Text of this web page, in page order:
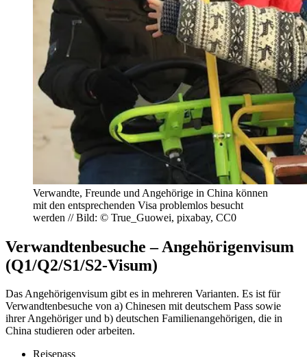
Verwandte, Freunde und Angehörige in China können
mit den entsprechenden Visa problemlos besucht
werden // Bild: © True_Guowei, pixabay, CC0
Verwandtenbesuche – Angehörigenvisum
(Q1/Q2/S1/S2-Visum)
Das Angehörigenvisum gibt es in mehreren Varianten. Es ist für
Verwandtenbesuche von a) Chinesen mit deutschem Pass sowie
ihrer Angehöriger und b) deutschen Familienangehörigen, die in
China studieren oder arbeiten.
Reisepass